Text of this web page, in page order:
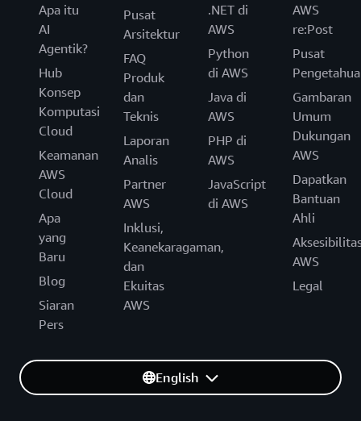
Apa itu
AI
Agentik?
Hub
Konsep
Komputasi
Cloud
Keamanan
AWS
Cloud
Apa
yang
Baru
Blog
Siaran
Pers
Pusat
Arsitektur
FAQ
Produk
dan
Teknis
Laporan
Analis
Partner
AWS
Inklusi,
Keanekaragaman,
dan
Ekuitas
AWS
.NET di
AWS
Python
di AWS
Java di
AWS
PHP di
AWS
JavaScript
di AWS
AWS
re:Post
Pusat
Gambaran
Umum
Dukungan
AWS
Dapatkan
Bantuan
Ahli
AWS
Legal
English